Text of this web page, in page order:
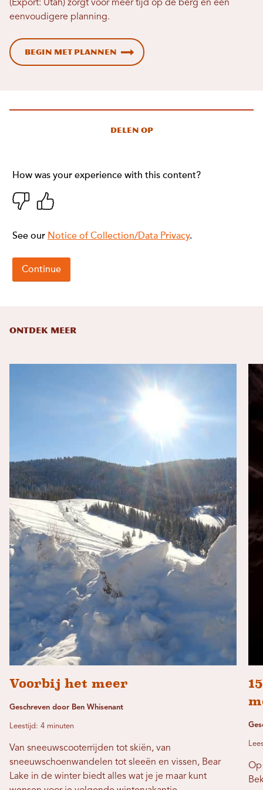
(Export: Utah) zorgt voor meer tijd op de berg en een
eenvoudigere planning.
Begin met plannen
Delen op
ONTDEK MEER
Voorbij het meer
Geschreven door Ben Whisenant
Leestijd: 4 minuten
Van sneeuwscooterrijden tot skiën, van
sneeuwschoenwandelen tot sleeën en vissen, Bear
Lake in de winter biedt alles wat je je maar kunt
Op